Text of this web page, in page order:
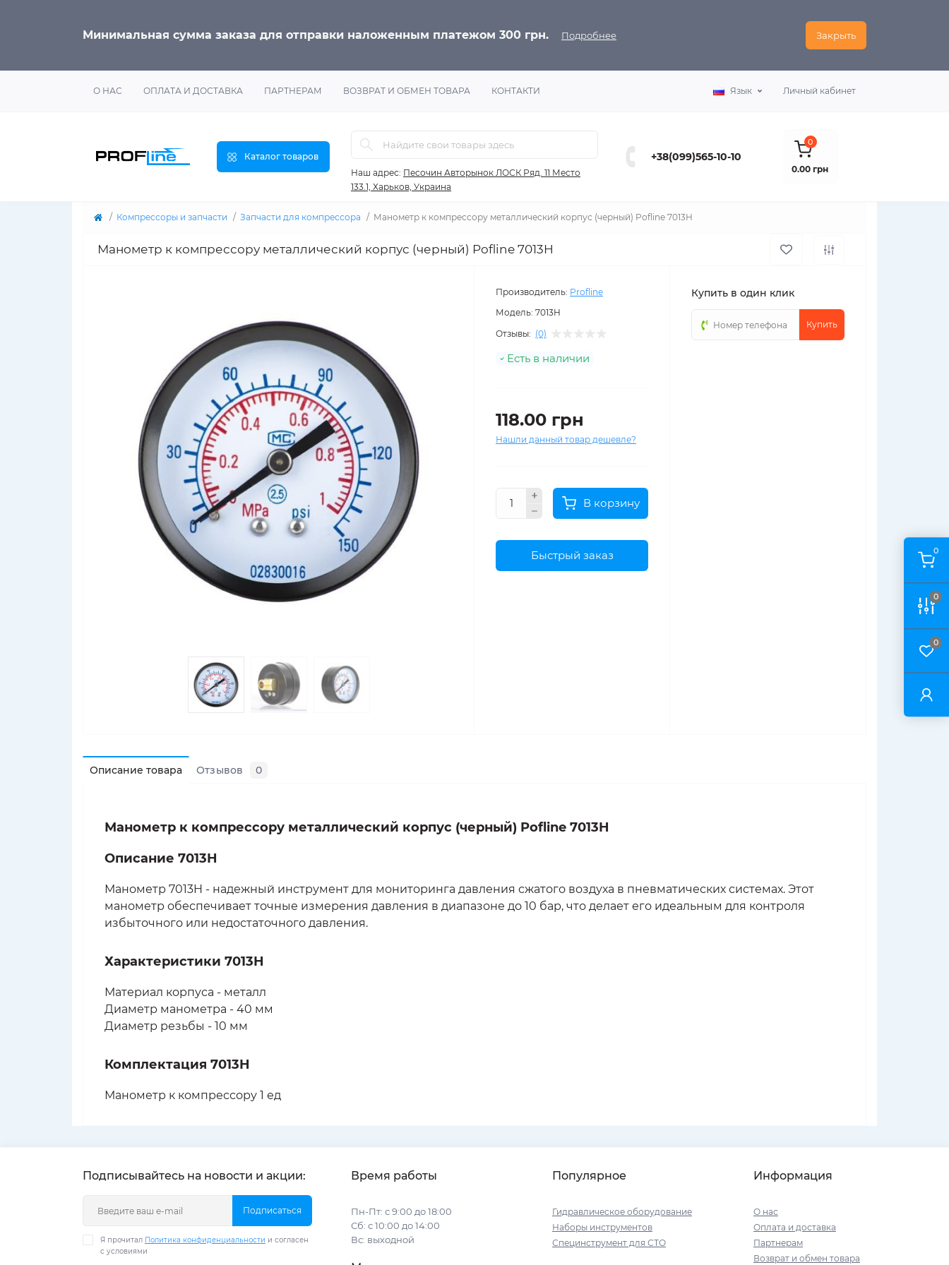
0
0
0
Минимальная сумма заказа для отправки наложенным платежом 300 грн. Подробнее Закрыть
О НАС ОПЛАТА И ДОСТАВКА ПАРТНЕРАМ ВОЗВРАТ И ОБМЕН ТОВАРА КОНТАКТИ Язык Личный кабинет
Каталог товаров
Наш адрес: Песочин Авторынок ЛОСК Ряд. 11 Место
133.1, Харьков, Украина
+38(099)565-10-10
0
0.00 грн
Компрессоры и запчасти Запчасти для компрессора Манометр к компрессору металлический корпус (черный) Pofline 7013H
Манометр к компрессору металлический корпус (черный) Pofline 7013H
Производитель: Profline
Модель: 7013H
Отзывы: (0)
Есть в наличии
118.00 грн
Нашли данный товар дешевле?
В корзину
Быстрый заказ
Купить в один клик
Купить
Описание товара Отзывов 0
Манометр к компрессору металлический корпус (черный) Pofline 7013H
Описание 7013H
Манометр 7013H - надежный инструмент для мониторинга давления сжатого воздуха в пневматических системах. Этот
манометр обеспечивает точные измерения давления в диапазоне до 10 бар, что делает его идеальным для контроля
избыточного или недостаточного давления.
Характеристики 7013H
Материал корпуса - металл
Диаметр манометра - 40 мм
Диаметр резьбы - 10 мм
Комплектация 7013H
Манометр к компрессору 1 ед
Подписывайтесь на новости и акции:
Подписаться
Я прочитал Политика конфиденциальности и согласен
с условиями
Время работы
Пн-Пт: с 9:00 до 18:00
Сб: с 10:00 до 14:00
Вс: выходной
Популярное
Гидравлическое оборудование
Наборы инструментов
Специнструмент для СТО
Информация
О нас
Оплата и доставка
Партнерам
Возврат и обмен товара